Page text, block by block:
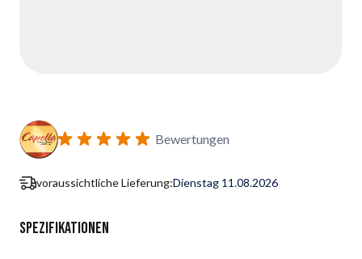
Bewertungen
voraussichtliche Lieferung:Dienstag 11.08.2026
Spezifikationen